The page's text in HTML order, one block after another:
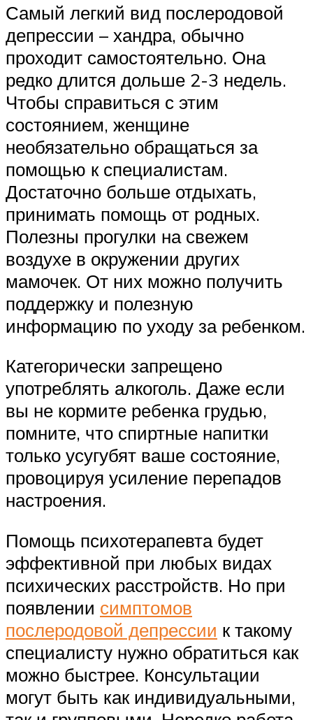
Самый легкий вид послеродовой
депрессии – хандра, обычно
проходит самостоятельно. Она
редко длится дольше 2-3 недель.
Чтобы справиться с этим
состоянием, женщине
необязательно обращаться за
помощью к специалистам.
Достаточно больше отдыхать,
принимать помощь от родных.
Полезны прогулки на свежем
воздухе в окружении других
мамочек. От них можно получить
поддержку и полезную
информацию по уходу за ребенком.
Категорически запрещено
употреблять алкоголь. Даже если
вы не кормите ребенка грудью,
помните, что спиртные напитки
только усугубят ваше состояние,
провоцируя усиление перепадов
настроения.
Помощь психотерапевта будет
эффективной при любых видах
психических расстройств. Но при
появлении симптомов
послеродовой депрессии к такому
специалисту нужно обратиться как
можно быстрее. Консультации
могут быть как индивидуальными,